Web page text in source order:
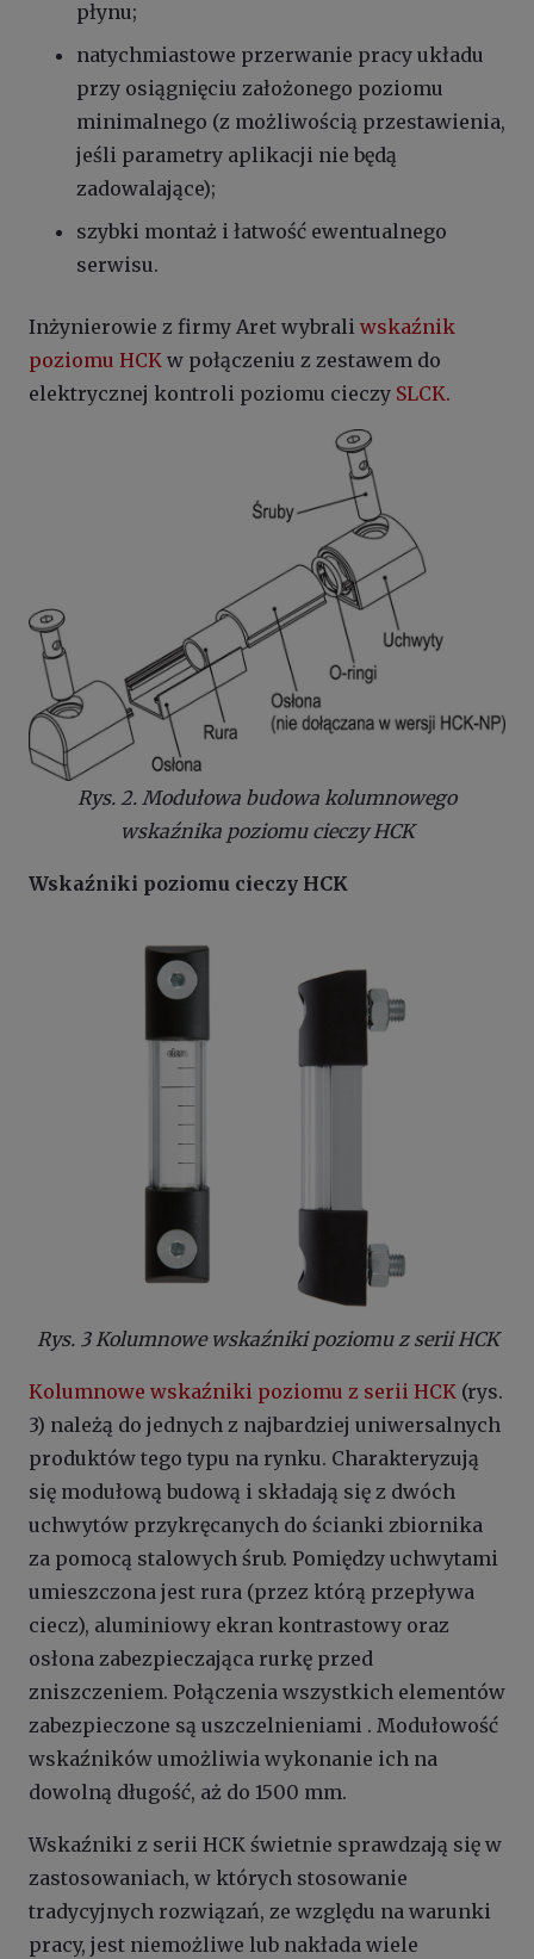
płynu;
natychmiastowe przerwanie pracy układu
przy osiągnięciu założonego poziomu
minimalnego (z możliwością przestawienia,
jeśli parametry aplikacji nie będą
zadowalające);
szybki montaż i łatwość ewentualnego
serwisu.
Inżynierowie z firmy Aret wybrali wskaźnik
poziomu HCK w połączeniu z zestawem do
elektrycznej kontroli poziomu cieczy SLCK.
Rys. 2. Modułowa budowa kolumnowego
wskaźnika poziomu cieczy HCK
Wskaźniki poziomu cieczy HCK
Rys. 3 Kolumnowe wskaźniki poziomu z serii HCK
Kolumnowe wskaźniki poziomu z serii HCK (rys.
3) należą do jednych z najbardziej uniwersalnych
produktów tego typu na rynku. Charakteryzują
się modułową budową i składają się z dwóch
uchwytów przykręcanych do ścianki zbiornika
za pomocą stalowych śrub. Pomiędzy uchwytami
umieszczona jest rura (przez którą przepływa
ciecz), aluminiowy ekran kontrastowy oraz
osłona zabezpieczająca rurkę przed
zniszczeniem. Połączenia wszystkich elementów
zabezpieczone są uszczelnieniami . Modułowość
wskaźników umożliwia wykonanie ich na
dowolną długość, aż do 1500 mm.
Wskaźniki z serii HCK świetnie sprawdzają się w
zastosowaniach, w których stosowanie
tradycyjnych rozwiązań, ze względu na warunki
pracy, jest niemożliwe lub nakłada wiele